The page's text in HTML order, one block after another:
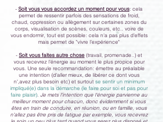
- Soit vous vous accordez un moment pour vous: cela
permet de ressentir parfois des sensations de froid,
chaud, oppression ou allègement sur certaines zones du
corps, visualisation de scènes, couleurs, etc.. voire de
vous endormir, tout est possible: cela n'a pas plus d'effets
mais permet de "vivre l'expérience"
- Soit vous faites autre chose (travail, promenade..) et
vous recevrez l'énergie au moment le plus propice pour
vous. Une seule recommandation: émettre au préalable
une intention (d'aller mieux, de libérer ce dont vous
n',avez plus besoin etc) et surtoutse sentir un minimum
impliqué(e) dans la démarche (le faire pour soi et pas pour
faire plaisir). Je mets l'intention que l'énergie parvienne au
meilleur moment pour chacun, donc évidemment si vous
êtes en train de conduire, en réunion, ou en famille, vous
n'allez pas être pris de fatigue par exemple, vous recevrez